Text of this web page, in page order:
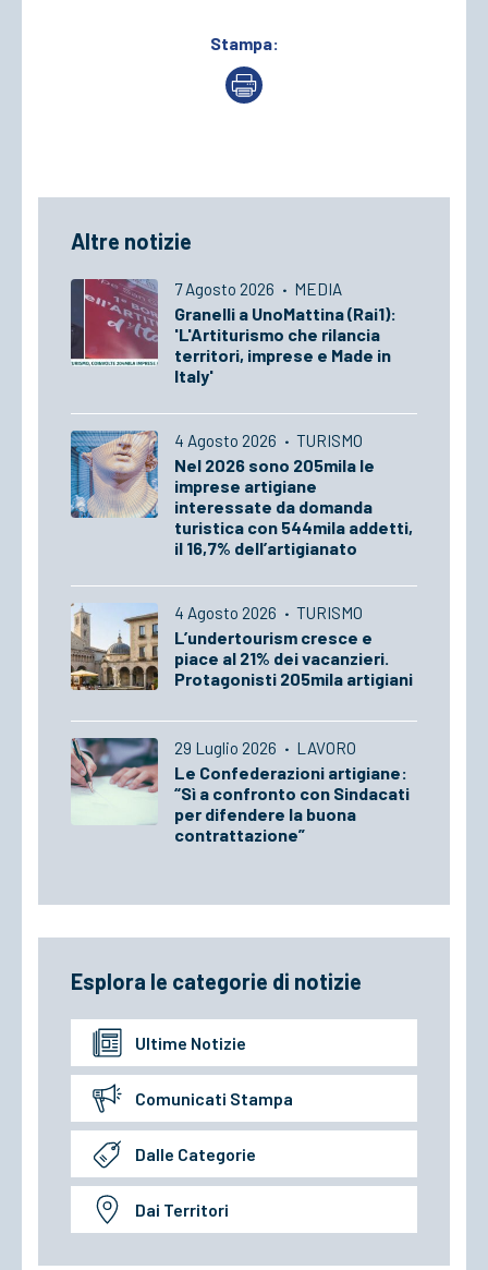
Stampa:
Altre notizie
7 Agosto 2026 · MEDIA
Granelli a UnoMattina (Rai1):
'L'Artiturismo che rilancia
territori, imprese e Made in
Italy'
4 Agosto 2026 · TURISMO
Nel 2026 sono 205mila le
imprese artigiane
interessate da domanda
turistica con 544mila addetti,
il 16,7% dell’artigianato
4 Agosto 2026 · TURISMO
L’undertourism cresce e
piace al 21% dei vacanzieri.
Protagonisti 205mila artigiani
29 Luglio 2026 · LAVORO
Le Confederazioni artigiane:
“Sì a confronto con Sindacati
per difendere la buona
contrattazione”
Esplora le categorie di notizie
Ultime Notizie
Comunicati Stampa
Dalle Categorie
Dai Territori